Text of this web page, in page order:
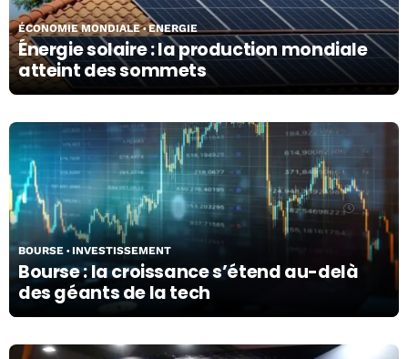
Énergie solaire : la production mondiale
atteint des sommets
ÉCONOMIE MONDIALE ENERGIE
Bourse : la croissance s’étend au-delà
des géants de la tech
BOURSE INVESTISSEMENT
21/07/26